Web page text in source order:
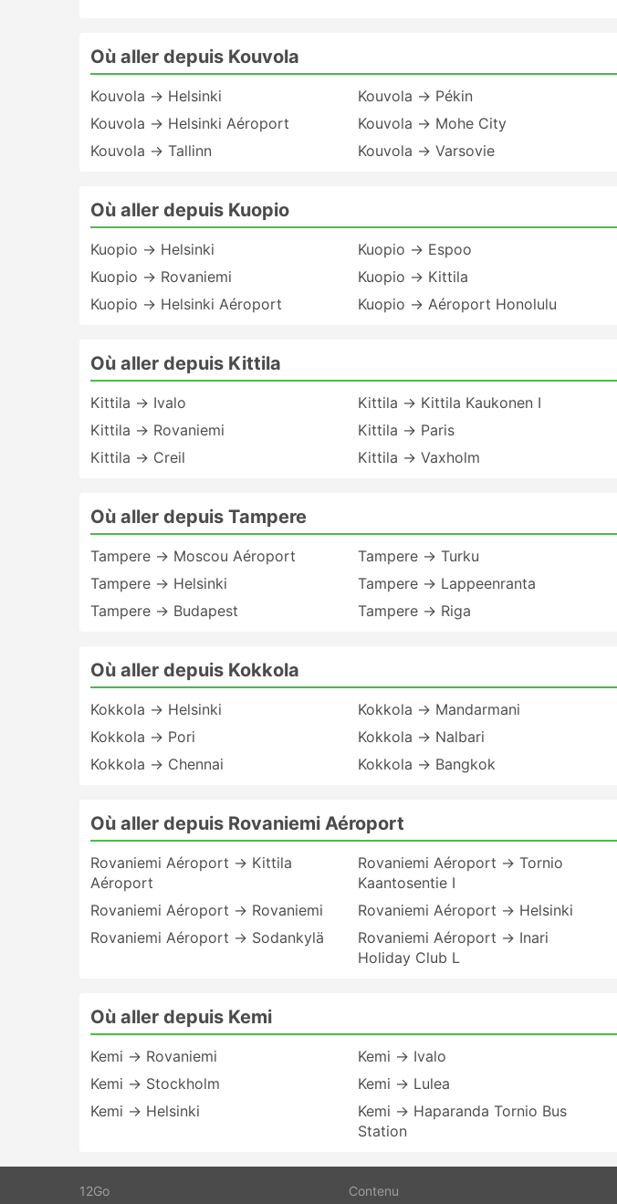
Où aller depuis Kouvola
Kouvola → Helsinki
Kouvola → Helsinki Aéroport
Kouvola → Tallinn
Kouvola → Pékin
Kouvola → Mohe City
Kouvola → Varsovie
Où aller depuis Kuopio
Kuopio → Helsinki
Kuopio → Rovaniemi
Kuopio → Helsinki Aéroport
Kuopio → Espoo
Kuopio → Kittila
Kuopio → Aéroport Honolulu
Où aller depuis Kittila
Kittila → Ivalo
Kittila → Rovaniemi
Kittila → Creil
Kittila → Kittila Kaukonen I
Kittila → Paris
Kittila → Vaxholm
Où aller depuis Tampere
Tampere → Moscou Aéroport
Tampere → Helsinki
Tampere → Budapest
Tampere → Turku
Tampere → Lappeenranta
Tampere → Riga
Où aller depuis Kokkola
Kokkola → Helsinki
Kokkola → Pori
Kokkola → Chennai
Kokkola → Mandarmani
Kokkola → Nalbari
Kokkola → Bangkok
Où aller depuis Rovaniemi Aéroport
Rovaniemi Aéroport → Kittila
Aéroport
Rovaniemi Aéroport → Rovaniemi
Rovaniemi Aéroport → Sodankylä
Rovaniemi Aéroport → Tornio
Kaantosentie I
Rovaniemi Aéroport → Helsinki
Rovaniemi Aéroport → Inari
Holiday Club L
Où aller depuis Kemi
Kemi → Rovaniemi
Kemi → Stockholm
Kemi → Helsinki
Kemi → Ivalo
Kemi → Lulea
Kemi → Haparanda Tornio Bus
Station
12Go Contenu